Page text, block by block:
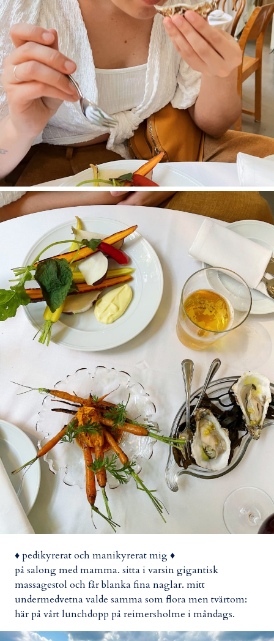
♦ pedikyrerat och manikyrerat mig ♦
på salong med mamma. sitta i varsin gigantisk
massagestol och får blanka fina naglar. mitt
undermedvetna valde samma som flora men tvärtom:
här på vårt lunchdopp på reimersholme i måndags.